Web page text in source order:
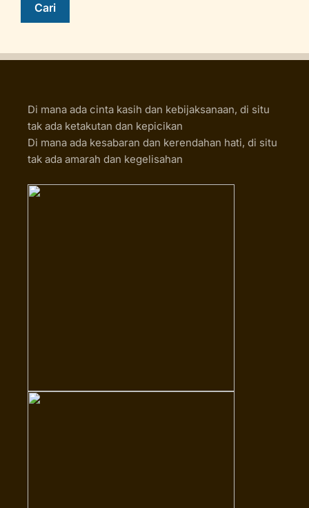
Di mana ada cinta kasih dan kebijaksanaan, di situ
tak ada ketakutan dan kepicikan
Di mana ada kesabaran dan kerendahan hati, di situ
tak ada amarah dan kegelisahan